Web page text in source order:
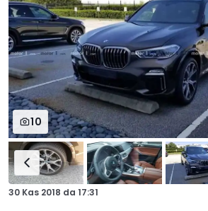
10
30 Kas 2018 da 17:31